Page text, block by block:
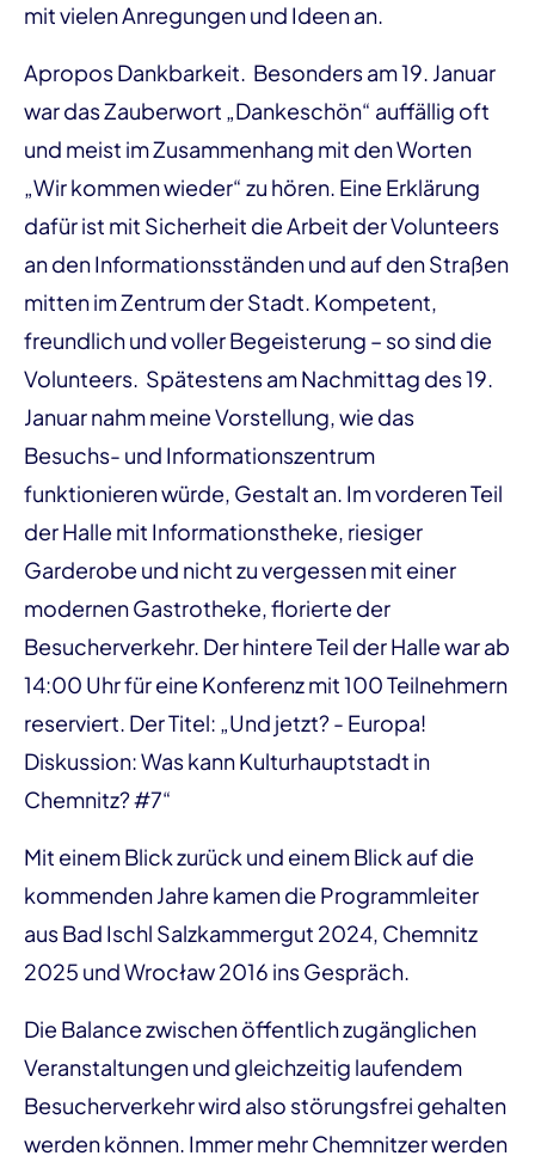
mit vielen Anregungen und Ideen an.
Apropos Dankbarkeit. Besonders am 19. Januar
war das Zauberwort „Dankeschön“ auffällig oft
und meist im Zusammenhang mit den Worten
„Wir kommen wieder“ zu hören. Eine Erklärung
dafür ist mit Sicherheit die Arbeit der Volunteers
an den Informationsständen und auf den Straßen
mitten im Zentrum der Stadt. Kompetent,
freundlich und voller Begeisterung – so sind die
Volunteers. Spätestens am Nachmittag des 19.
Januar nahm meine Vorstellung, wie das
Besuchs- und Informationszentrum
funktionieren würde, Gestalt an. Im vorderen Teil
der Halle mit Informationstheke, riesiger
Garderobe und nicht zu vergessen mit einer
modernen Gastrotheke, florierte der
Besucherverkehr. Der hintere Teil der Halle war ab
14:00 Uhr für eine Konferenz mit 100 Teilnehmern
reserviert. Der Titel: „Und jetzt? - Europa!
Diskussion: Was kann Kulturhauptstadt in
Chemnitz? #7“
Mit einem Blick zurück und einem Blick auf die
kommenden Jahre kamen die Programmleiter
aus Bad Ischl Salzkammergut 2024, Chemnitz
2025 und Wrocław 2016 ins Gespräch.
Die Balance zwischen öffentlich zugänglichen
Veranstaltungen und gleichzeitig laufendem
Besucherverkehr wird also störungsfrei gehalten
werden können. Immer mehr Chemnitzer werden